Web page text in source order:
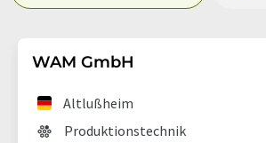
WAM GmbH
Altlußheim
Produktionstechnik